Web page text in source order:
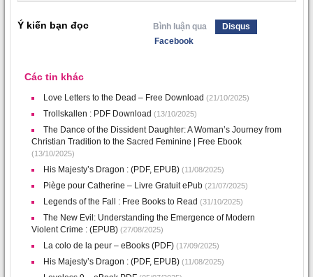
Ý kiến bạn đọc Bình luận qua
Disqus
Facebook
Các tin khác
Love Letters to the Dead – Free Download (21/10/2025)
Trollskallen : PDF Download (13/10/2025)
The Dance of the Dissident Daughter: A Woman’s Journey from
Christian Tradition to the Sacred Feminine | Free Ebook
(13/10/2025)
His Majesty’s Dragon : (PDF, EPUB) (11/08/2025)
Piège pour Catherine – Livre Gratuit ePub (21/07/2025)
Legends of the Fall : Free Books to Read (31/10/2025)
The New Evil: Understanding the Emergence of Modern
Violent Crime : (EPUB) (27/08/2025)
La colo de la peur – eBooks (PDF) (17/09/2025)
His Majesty’s Dragon : (PDF, EPUB) (11/08/2025)